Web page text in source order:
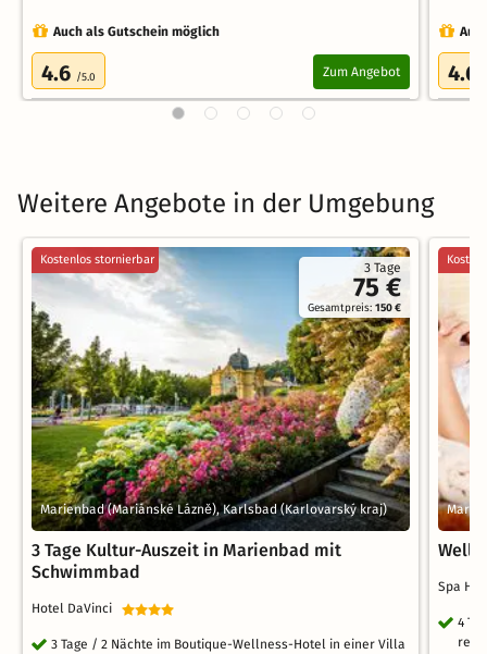
Auch als Gutschein möglich
4.6 /5.0 Zum Angebot 4.6
Weitere Angebote in der Umgebung
3 Tage
75 €
Gesamtpreis:150 €
Kostenlos stornierbar
Marienbad (Mariánské Lázně), Karlsbad (Karlovarský kraj)
3 Tage Kultur-Auszeit in Marienbad mit
Schwimmbad
Hotel DaVinci
3 Tage / 2 Nächte im Boutique-Wellness-Hotel in einer Villa
Spa
4